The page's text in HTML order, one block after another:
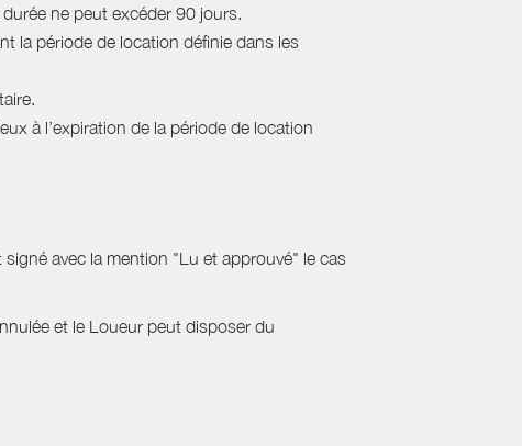
ne peut excéder 90 jours.
la période de location définie dans les
à l’expiration de la période de location
avec la mention "Lu et approuvé" le cas
et le Loueur peut disposer du